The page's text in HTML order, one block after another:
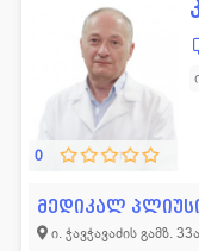
0
მედიკალ
ი. ჭავჭავაძის გამზ. 33ა